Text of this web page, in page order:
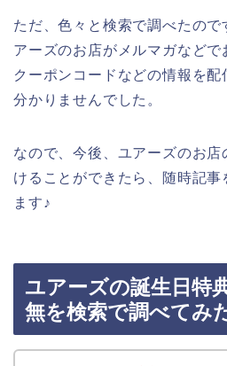
ただ、色々と検索で調べたので
アーズのお店がメルマガなど
クーポンコードなどの情報を
分かりませんでした。
なので、今後、ユアーズのお店
けることができたら、随時記事
ます♪
ユアーズの誕生日特
無を検索で調べてみ